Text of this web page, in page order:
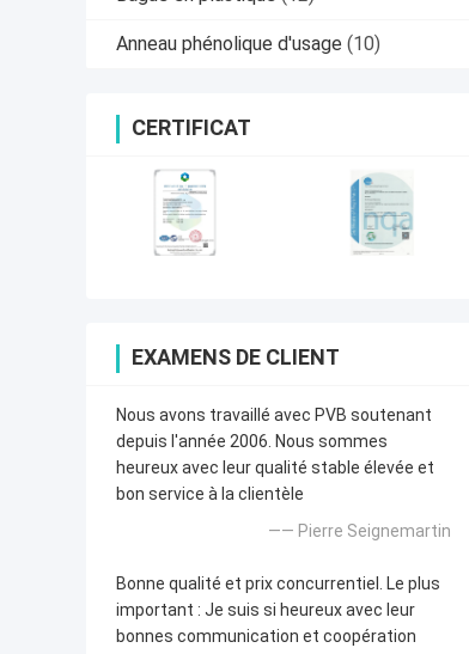
Anneau phénolique d'usage (10)
CERTIFICAT
EXAMENS DE CLIENT
Nous avons travaillé avec PVB soutenant
depuis l'année 2006. Nous sommes
heureux avec leur qualité stable élevée et
bon service à la clientèle
—— Pierre Seignemartin
Bonne qualité et prix concurrentiel. Le plus
important : Je suis si heureux avec leur
bonnes communication et coopération